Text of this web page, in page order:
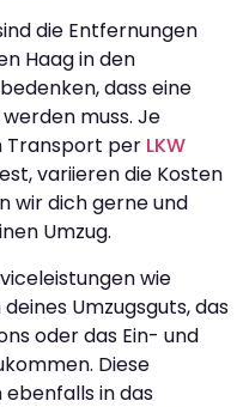
die Entfernungen
Haag in den
dass eine
muss. Je
Transport per LKW
variieren die Kosten
wir dich gerne und
Umzug.
wie
Umzugsguts, das
oder das Ein- und
Diese
in das